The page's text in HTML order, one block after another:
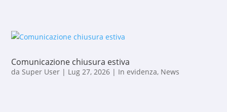
Comunicazione chiusura estiva
da Super User | Lug 27, 2026 | In evidenza, News